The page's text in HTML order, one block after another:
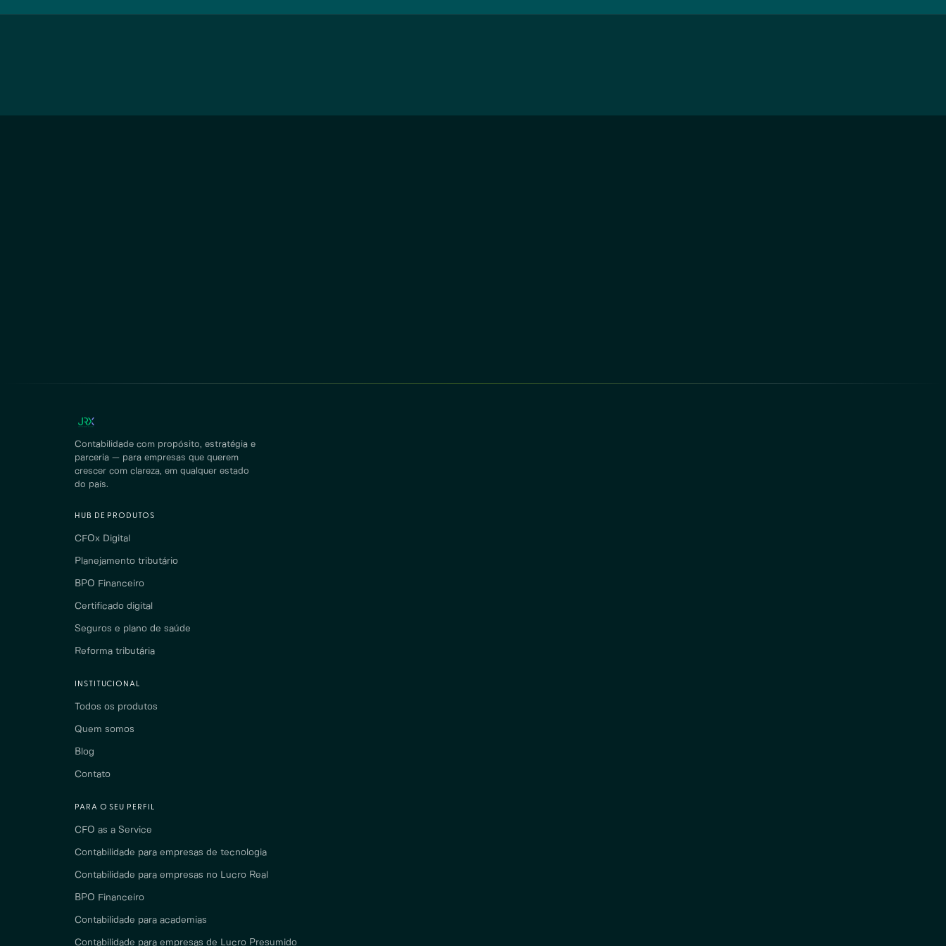
Contabilidade com propósito, estratégia e
parceria — para empresas que querem
crescer com clareza, em qualquer estado
do país.
HUB DE PRODUTOS
CFOx Digital
Planejamento tributário
BPO Financeiro
Certificado digital
Seguros e plano de saúde
Reforma tributária
INSTITUCIONAL
Todos os produtos
Quem somos
Blog
Contato
PARA O SEU PERFIL
CFO as a Service
Contabilidade para empresas de tecnologia
Contabilidade para empresas no Lucro Real
BPO Financeiro
Contabilidade para academias
Contabilidade para empresas de Lucro Presumido